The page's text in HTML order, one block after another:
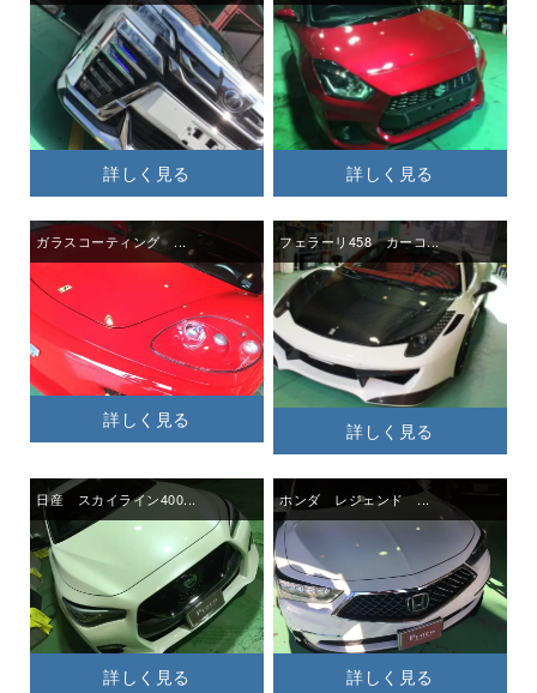
詳しく見る 詳しく見る
ガラスコーティング ...
詳しく見る
フェラーリ458 カーコ...
詳しく見る
日産 スカイライン400...
詳しく見る
ホンダ レジェンド ...
詳しく見る